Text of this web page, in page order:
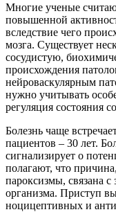
Многие ученые
повышенной
вследствие чего
мозга. Существует
сосудистую,
происхождения
нейроваскулярным
нужно учитывать
регуляция состояния
Болезнь чаще
пациентов – 30 лет.
сигнализирует о
полагают, что
пароксизмы, связана
организма. Приступ
ноцицептивных и